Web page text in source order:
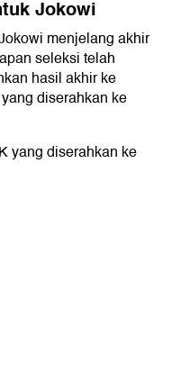
Jokowi
menjelang akhir
seleksi telah
hasil akhir ke
diserahkan ke
yang diserahkan ke